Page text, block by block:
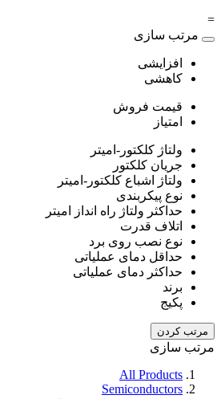
=
مرتب سازی
افزایشی
کاهشی
قیمت فروش
امتیاز
ولتاژ کلکتور-امیتر
جریان کلکتور
ولتاژ اشباع کلکتور-امیتر
نوع پیکربندی
حداکثر ولتاژ راه انداز امیتر
اتلاف قدرت
نوع نصب روی برد
حداقل دمای عملیاتی
حداکثر دمای عملیاتی
برند
پکیج
مرتب کردن
مرتب سازی
All Products
Semiconductors